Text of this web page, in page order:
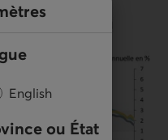
English
ou État